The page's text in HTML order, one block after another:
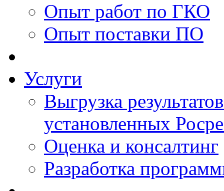
Опыт работ по ГКО
Опыт поставки ПО
Услуги
Выгрузка
установленных
Оценка и консалтинг
Разработка